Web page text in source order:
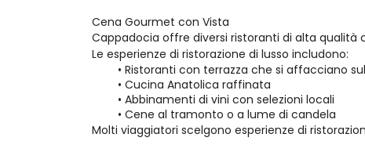
Cena Gourmet con Vista
Cappadocia offre diversi ristoranti di alta qualità
Le esperienze di ristorazione di lusso includono:
Ristoranti con terrazza che si affacciano
Cucina Anatolica raffinata
Abbinamenti di vini con selezioni locali
Cene al tramonto o a lume di candela
Molti viaggiatori scelgono esperienze di